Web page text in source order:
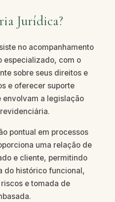
Jurídica?
no acompanhamento
especializado, com o
sobre seus direitos e
e oferecer suporte
a legislação
pontual em processos
uma relação de
e cliente, permitindo
do histórico funcional,
e tomada de